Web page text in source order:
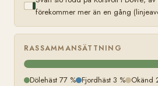
förekommer mer än en gång
RASSAMMANSÄTTNING
Dölehäst 77 % Fjordhäst 3 % Okänd